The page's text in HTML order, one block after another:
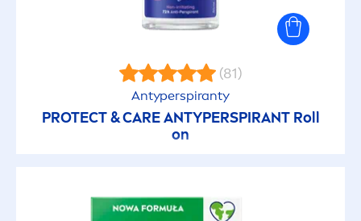
100 Percent Climate Neutralized Product
100% profesjonalizmu
24h Nawilżenia
(81)
Antyperspiranty
PROTECT&CAREANTYPERSPIRANT Roll
on